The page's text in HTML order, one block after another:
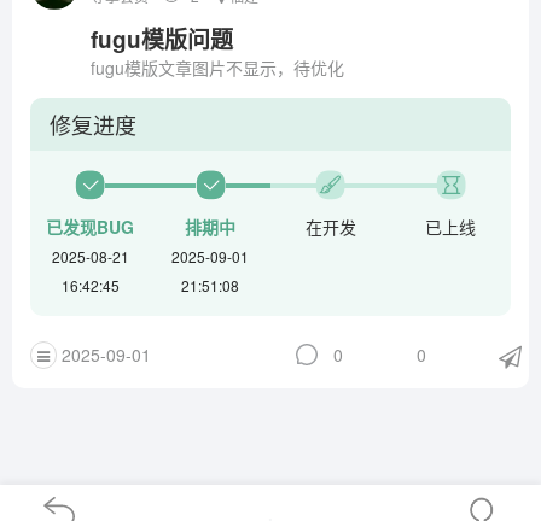
fugu模版问题
fugu模版文章图片不显示，待优化
修复进度
已发现BUG
2025-08-21
16:42:45
排期中
2025-09-01
21:51:08
在开发 已上线
2025-09-01 0 0